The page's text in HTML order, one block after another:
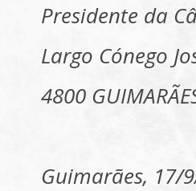
Presidente da
Largo Cónego
4800
Guimarães, 17/